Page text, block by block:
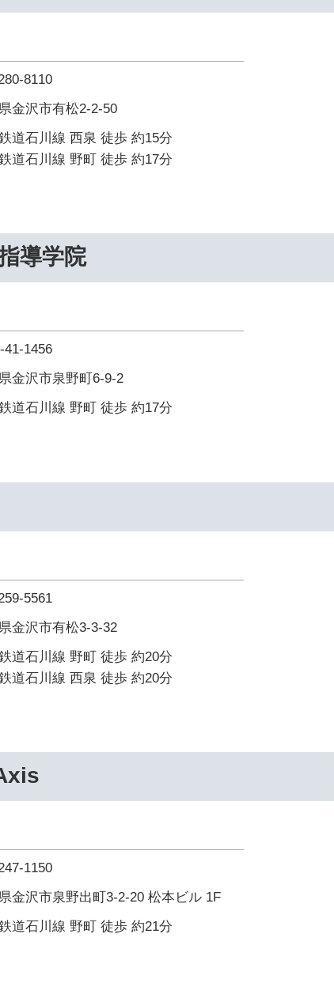
8110
金沢市有松2-2-50
道石川線 西泉 徒歩 約15分
道石川線 野町 徒歩 約17分
導学院
41-1456
金沢市泉野町6-9-2
道石川線 野町 徒歩 約17分
5561
金沢市有松3-3-32
道石川線 野町 徒歩 約20分
道石川線 西泉 徒歩 約20分
1150
金沢市泉野出町3-2-20 松本ビル 1F
道石川線 野町 徒歩 約21分